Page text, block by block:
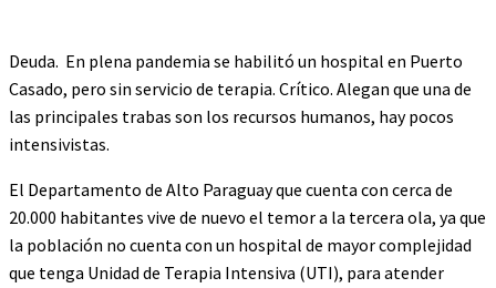
Deuda. En plena pandemia se habilitó un hospital en Puerto
Casado, pero sin servicio de terapia. Crítico. Alegan que una de
las principales trabas son los recursos humanos, hay pocos
intensivistas.
El Departamento de Alto Paraguay que cuenta con cerca de
20.000 habitantes vive de nuevo el temor a la tercera ola, ya que
la población no cuenta con un hospital de mayor complejidad
que tenga Unidad de Terapia Intensiva (UTI), para atender